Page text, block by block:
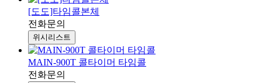
[도도]타임콜본체
전화문의
위시리스트
MAIN-900T 콜타이머 타임콜
전화문의